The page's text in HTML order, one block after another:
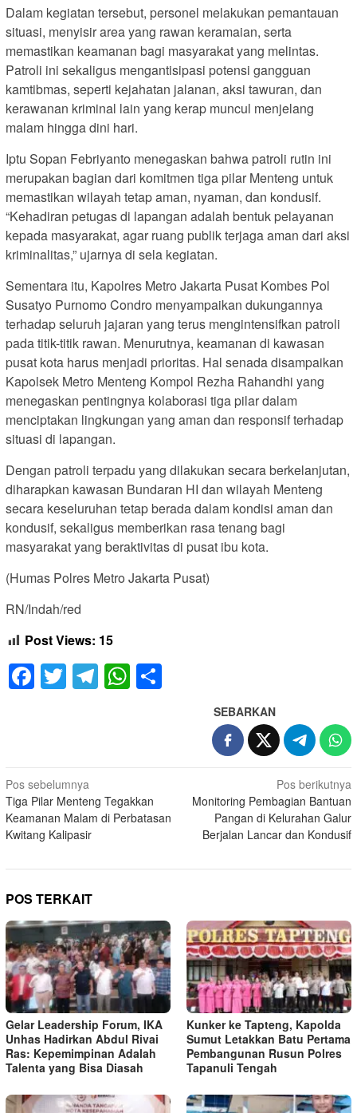
Dalam kegiatan tersebut, personel melakukan pemantauan
situasi, menyisir area yang rawan keramaian, serta
memastikan keamanan bagi masyarakat yang melintas.
Patroli ini sekaligus mengantisipasi potensi gangguan
kamtibmas, seperti kejahatan jalanan, aksi tawuran, dan
kerawanan kriminal lain yang kerap muncul menjelang
malam hingga dini hari.
Iptu Sopan Febriyanto menegaskan bahwa patroli rutin ini
merupakan bagian dari komitmen tiga pilar Menteng untuk
memastikan wilayah tetap aman, nyaman, dan kondusif.
“Kehadiran petugas di lapangan adalah bentuk pelayanan
kepada masyarakat, agar ruang publik terjaga aman dari aksi
kriminalitas,” ujarnya di sela kegiatan.
Sementara itu, Kapolres Metro Jakarta Pusat Kombes Pol
Susatyo Purnomo Condro menyampaikan dukungannya
terhadap seluruh jajaran yang terus mengintensifkan patroli
pada titik-titik rawan. Menurutnya, keamanan di kawasan
pusat kota harus menjadi prioritas. Hal senada disampaikan
Kapolsek Metro Menteng Kompol Rezha Rahandhi yang
menegaskan pentingnya kolaborasi tiga pilar dalam
menciptakan lingkungan yang aman dan responsif terhadap
situasi di lapangan.
Dengan patroli terpadu yang dilakukan secara berkelanjutan,
diharapkan kawasan Bundaran HI dan wilayah Menteng
secara keseluruhan tetap berada dalam kondisi aman dan
kondusif, sekaligus memberikan rasa tenang bagi
masyarakat yang beraktivitas di pusat ibu kota.
(Humas Polres Metro Jakarta Pusat)
RN/Indah/red
Post Views: 15
Facebook
Twitter
Telegram
WhatsApp
SEBARKAN
Navigasi
pos
Pos sebelumnya
Tiga Pilar Menteng Tegakkan
Keamanan Malam di Perbatasan
Kwitang Kalipasir
Pos berikutnya
Monitoring Pembagian Bantuan
Pangan di Kelurahan Galur
Berjalan Lancar dan Kondusif
POS TERKAIT
Gelar Leadership Forum, IKA
Unhas Hadirkan Abdul Rivai
Ras: Kepemimpinan Adalah
Talenta yang Bisa Diasah
Kunker ke Tapteng, Kapolda
Sumut Letakkan Batu Pertama
Pembangunan Rusun Polres
Tapanuli Tengah